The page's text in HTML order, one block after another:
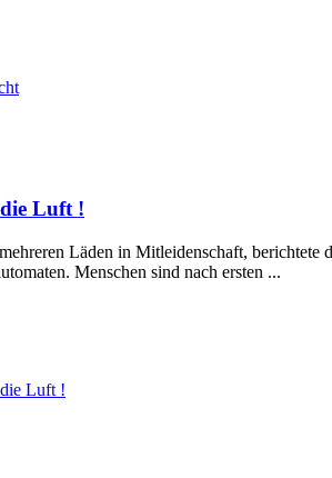
Luft !
Läden in Mitleidenschaft, berichtete
Menschen sind nach ersten ...
Luft !